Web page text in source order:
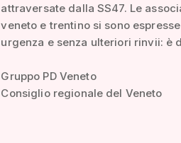
attraversate dalla SS47. Le
veneto e trentino si sono
urgenza e senza ulteriori rinvii: è
Gruppo PD Veneto
Consiglio regionale del Veneto